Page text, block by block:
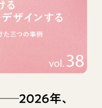
#経営支援
インタビュー
#世界のゼブラ
年、